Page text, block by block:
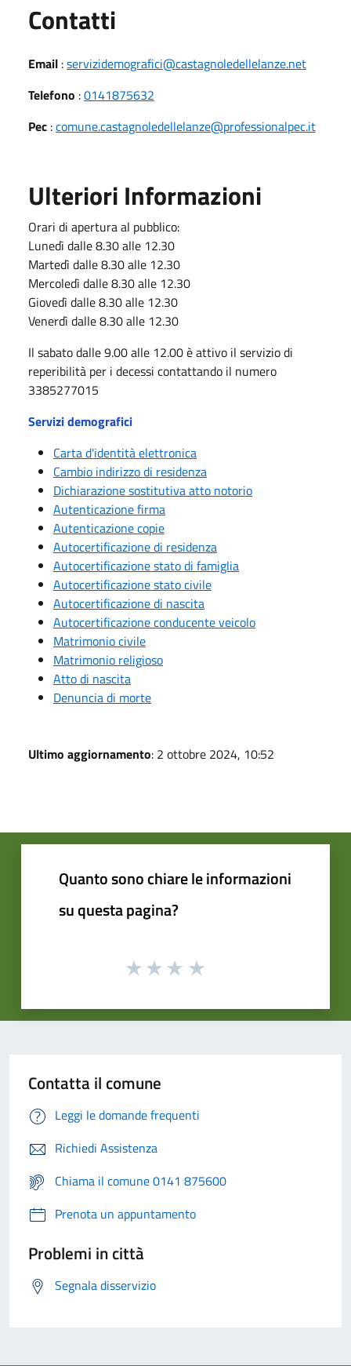
Contatti
Email :servizidemografici@castagnoledellelanze.net
Telefono :0141875632
Pec :comune.castagnoledellelanze@professionalpec.it
Ulteriori Informazioni
Orari di apertura al pubblico:
Lunedì dalle 8.30 alle 12.30
Martedì dalle 8.30 alle 12.30
Mercoledì dalle 8.30 alle 12.30
Giovedì dalle 8.30 alle 12.30
Venerdì dalle 8.30 alle 12.30
Il sabato dalle 9.00 alle 12.00 è attivo il servizio di
reperibilità per i decessi contattando il numero
3385277015
Servizi demografici
Carta d'identità elettronica
Cambio indirizzo di residenza
Dichiarazione sostitutiva atto notorio
Autenticazione firma
Autenticazione copie
Autocertificazione di residenza
Autocertificazione stato di famiglia
Autocertificazione stato civile
Autocertificazione di nascita
Autocertificazione conducente veicolo
Matrimonio civile
Matrimonio religioso
Atto di nascita
Denuncia di morte
Ultimo aggiornamento: 2 ottobre 2024, 10:52
Quanto sono chiare le informazioni
su questa pagina?
Contatta il comune
Leggi le domande frequenti
Richiedi Assistenza
Chiama il comune 0141 875600
Prenota un appuntamento
Problemi in città
Segnala disservizio